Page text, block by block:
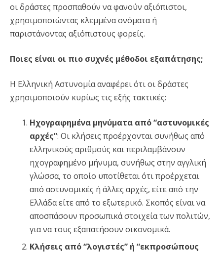
οι δράστες προσπαθούν να φανούν αξιόπιστοι,
χρησιμοποιώντας κλεμμένα ονόματα ή
παριστάνοντας αξιόπιστους φορείς.
Ποιες είναι οι πιο συχνές μέθοδοι εξαπάτησης;
Η Ελληνική Αστυνομία αναφέρει ότι οι δράστες
χρησιμοποιούν κυρίως τις εξής τακτικές:
Ηχογραφημένα μηνύματα από “αστυνομικές
αρχές”: Οι κλήσεις προέρχονται συνήθως από
ελληνικούς αριθμούς και περιλαμβάνουν
ηχογραφημένο μήνυμα, συνήθως στην αγγλική
γλώσσα, το οποίο υποτίθεται ότι προέρχεται
από αστυνομικές ή άλλες αρχές, είτε από την
Ελλάδα είτε από το εξωτερικό. Σκοπός είναι να
αποσπάσουν προσωπικά στοιχεία των πολιτών,
για να τους εξαπατήσουν οικονομικά.
Κλήσεις από “λογιστές” ή “εκπροσώπους